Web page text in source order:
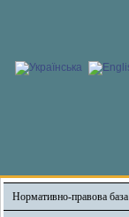
Нормативно-правова база